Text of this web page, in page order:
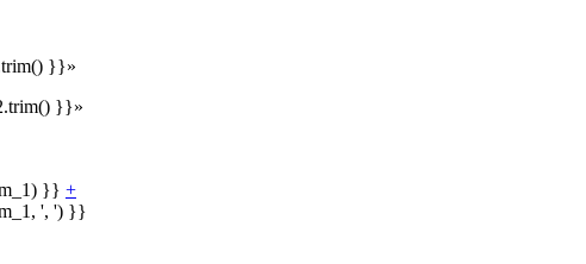
}}»
}}»
}} +
', ') }}